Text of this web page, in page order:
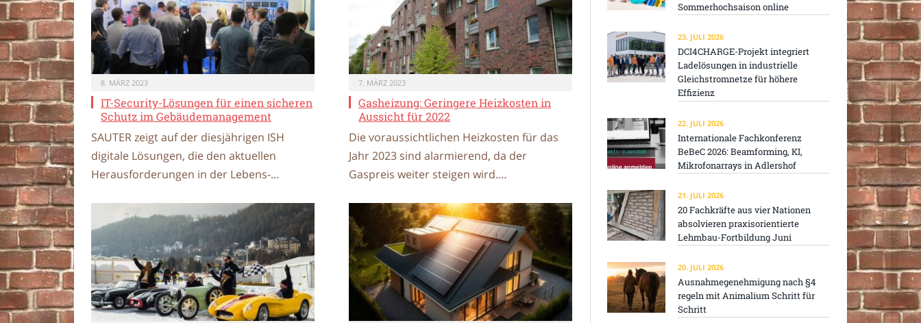
8. MÄRZ 2023
IT-Security-Lösungen für einen sicheren
Schutz im Gebäudemanagement
SAUTER zeigt auf der diesjährigen ISH
digitale Lösungen, die den aktuellen
Herausforderungen in der Lebens-…
7. MÄRZ 2023
Gasheizung: Geringere Heizkosten in
Aussicht für 2022
Die voraussichtlichen Heizkosten für das
Jahr 2023 sind alarmierend, da der
Gaspreis weiter steigen wird.…
Sommerhochsaison online
23. JULI 2026
DCI4CHARGE-Projekt integriert
Ladelösungen in industrielle
Gleichstromnetze für höhere
Effizienz
22. JULI 2026
Internationale Fachkonferenz
BeBeC 2026: Beamforming, KI,
Mikrofonarrays in Adlershof
21. JULI 2026
20 Fachkräfte aus vier Nationen
absolvieren praxisorientierte
Lehmbau-Fortbildung Juni
20. JULI 2026
Ausnahmegenehmigung nach §4
regeln mit Animalium Schritt für
Schritt